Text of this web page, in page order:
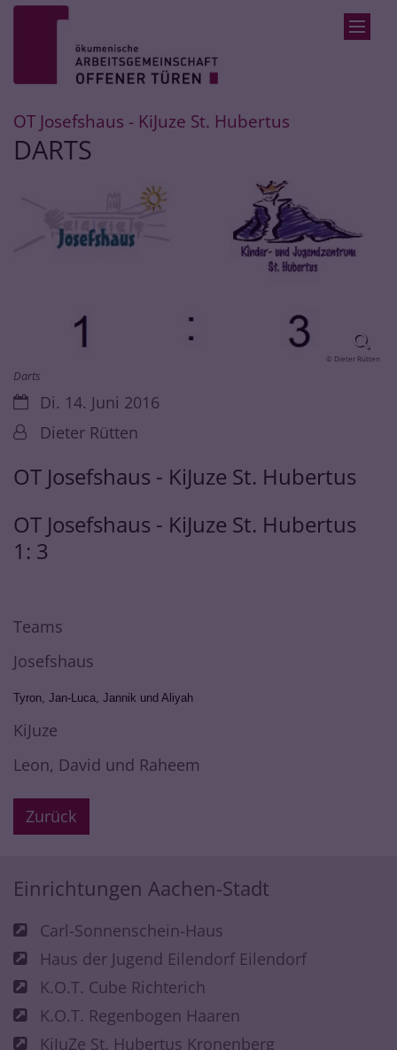
Zum Inhalt springen
OT Josefshaus - KiJuze St. Hubertus
DARTS
© Dieter Rütten
Darts
Datum:Di. 14. Juni 2016
Von:Dieter Rütten
OT Josefshaus - KiJuze St. Hubertus
OT Josefshaus - KiJuze St. Hubertus
1: 3
Teams
Josefshaus
Tyron, Jan-Luca, Jannik und Aliyah
KiJuze
Leon, David und Raheem
Zurück
Einrichtungen Aachen-Stadt
Carl-Sonnenschein-Haus
Haus der Jugend Eilendorf Eilendorf
K.O.T. Cube Richterich
K.O.T. Regenbogen Haaren
KiJuZe St. Hubertus Kronenberg